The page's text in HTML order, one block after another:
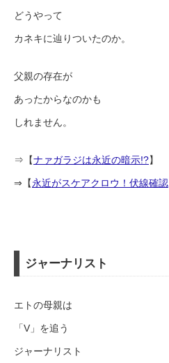
どうやって
カネキに辿りついたのか。
父親の存在が
あったからなのかも
しれません。
⇒【ナァガラジは永近の暗示!?】
⇒【永近がスケアクロウ！伏線確認
ジャーナリスト
エトの母親は
「V」を追う
ジャーナリスト